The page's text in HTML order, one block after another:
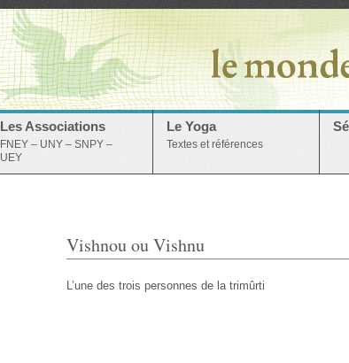
Les Associations
FNEY – UNY – SNPY –
UEY
Le Yoga
Textes et références
Vishnou ou Vishnu
L’une des trois personnes de la trimûrti